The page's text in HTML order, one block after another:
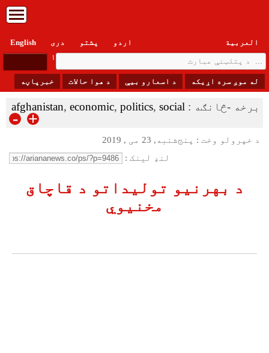
English دری پشتو العربیة
اردو
له موږ سره اړیکه د اسعارو بیې د هوا حالات خبرپاڼه
برخه -څانګه : afghanistan, economic, politics, social
- +
د خپرولو وخت : پنج‌شنبه, 23 می , 2019
لنډ لینک :
د بهرنیو تولیداتو د قاچاق
مخنیوي